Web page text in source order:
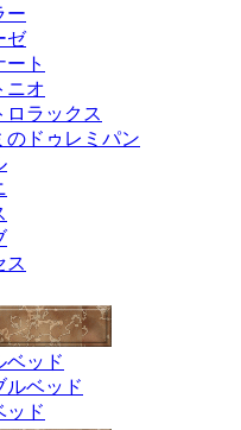
ー
ゼ
ート
ニオ
ロラックス
のドゥレミパン
ス
ベッド
ルベッド
ッド